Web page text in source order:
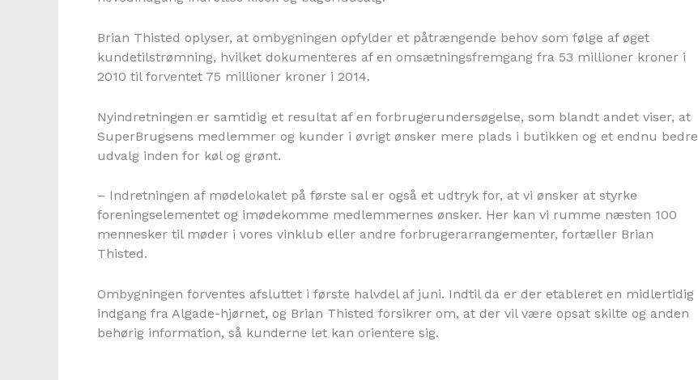
Brian Thisted oplyser, at ombygningen opfylder et påtrængende behov som følge af øget
kundetilstrømning, hvilket dokumenteres af en omsætningsfremgang fra 53 millioner kroner i
2010 til forventet 75 millioner kroner i 2014.
Nyindretningen er samtidig et resultat af en forbrugerundersøgelse, som blandt andet viser, at
SuperBrugsens medlemmer og kunder i øvrigt ønsker mere plads i butikken og et endnu bedre
udvalg inden for køl og grønt.
– Indretningen af mødelokalet på første sal er også et udtryk for, at vi ønsker at styrke
foreningselementet og imødekomme medlemmernes ønsker. Her kan vi rumme næsten 100
mennesker til møder i vores vinklub eller andre forbrugerarrangementer, fortæller Brian
Thisted.
Ombygningen forventes afsluttet i første halvdel af juni. Indtil da er der etableret en midlertidig
indgang fra Algade-hjørnet, og Brian Thisted forsikrer om, at der vil være opsat skilte og anden
behørig information, så kunderne let kan orientere sig.